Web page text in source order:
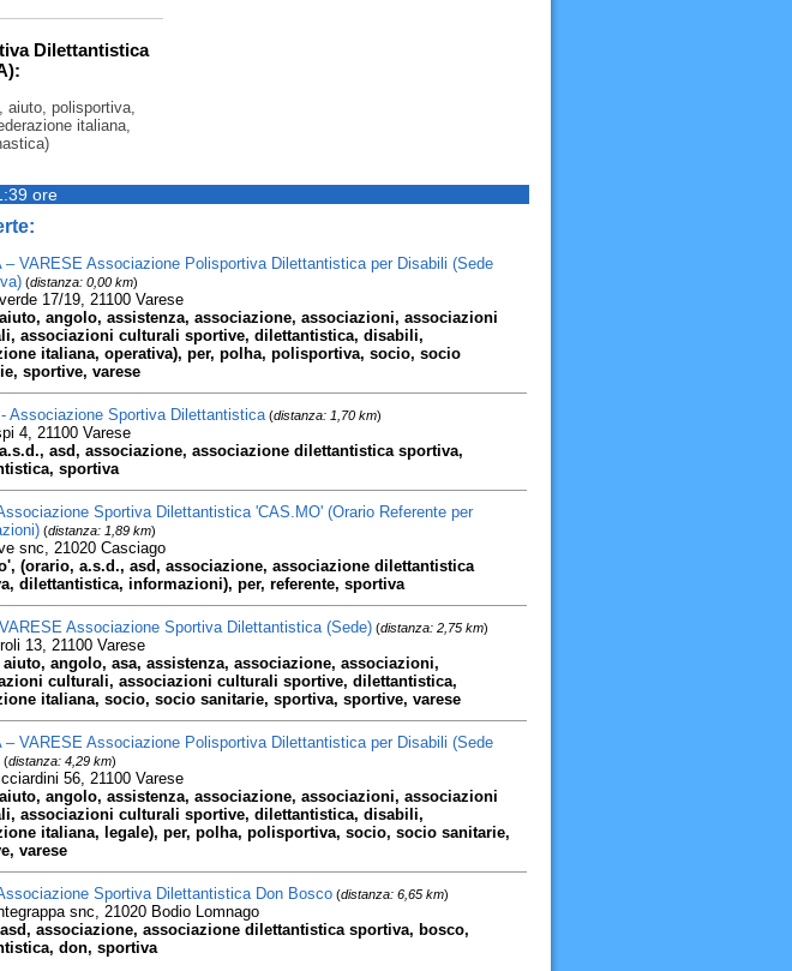
Dilettantistica
aiuto, polisportiva,
italiana,
ore
– VARESE Associazione Polisportiva Dilettantistica per Disabili (Sede
(distanza: 0,00 km)
17/19, 21100 Varese
angolo, assistenza, associazione, associazioni, associazioni
associazioni culturali sportive, dilettantistica, disabili,
italiana, operativa), per, polha, polisportiva, socio, socio
sportive, varese
Associazione Sportiva Dilettantistica(distanza: 1,70 km)
4, 21100 Varese
asd, associazione, associazione dilettantistica sportiva,
sportiva
Sportiva Dilettantistica 'CAS.MO' (Orario Referente per
(distanza: 1,89 km)
snc, 21020 Casciago
(orario, a.s.d., asd, associazione, associazione dilettantistica
dilettantistica, informazioni), per, referente, sportiva
Associazione Sportiva Dilettantistica (Sede)(distanza: 2,75 km)
13, 21100 Varese
aiuto, angolo, asa, assistenza, associazione, associazioni,
culturali, associazioni culturali sportive, dilettantistica,
italiana, socio, socio sanitarie, sportiva, sportive, varese
– VARESE Associazione Polisportiva Dilettantistica per Disabili (Sede
(distanza: 4,29 km)
56, 21100 Varese
angolo, assistenza, associazione, associazioni, associazioni
associazioni culturali sportive, dilettantistica, disabili,
italiana, legale), per, polha, polisportiva, socio, socio sanitarie,
varese
Sportiva Dilettantistica Don Bosco(distanza: 6,65 km)
snc, 21020 Bodio Lomnago
associazione, associazione dilettantistica sportiva, bosco,
don, sportiva